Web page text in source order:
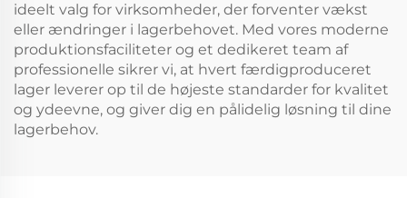
ideelt valg for virksomheder, der forventer vækst
eller ændringer i lagerbehovet. Med vores moderne
produktionsfaciliteter og et dedikeret team af
professionelle sikrer vi, at hvert færdigproduceret
lager leverer op til de højeste standarder for kvalitet
og ydeevne, og giver dig en pålidelig løsning til dine
lagerbehov.